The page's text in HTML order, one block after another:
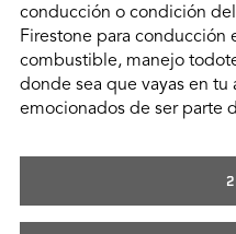
conducción o condición
Firestone para conducción
combustible, manejo
donde sea que vayas en tu
emocionados de ser parte